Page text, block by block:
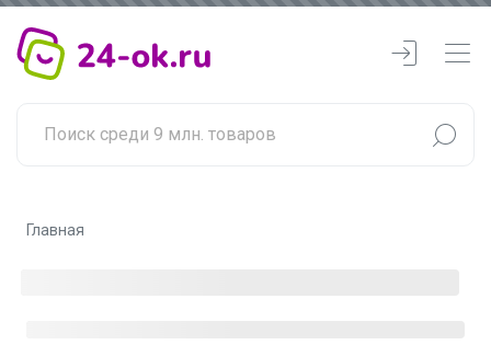
Главная